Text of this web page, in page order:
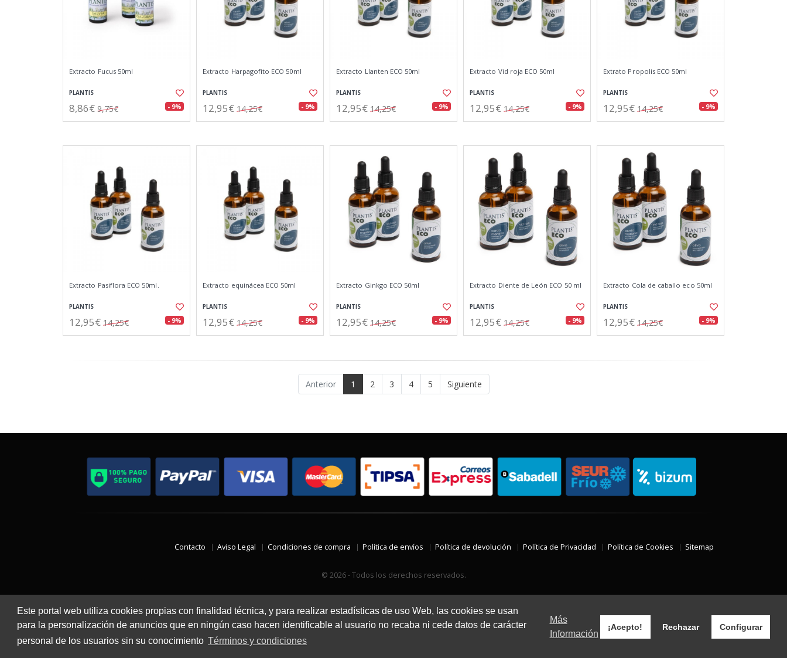
Este portal web utiliza cookies propias con finalidad técnica, y para realizar estadísticas de uso Web, las cookies se usan
para la personalización de anuncios que en ningún caso hacen identificable al usuario no recaba ni cede datos de carácter
personal de los usuarios sin su conocimiento Términos y condiciones
Más
Información
¡Acepto! Rechazar Configurar
Extracto Fucus 50ml
PLANTIS
8,86€ 9,75€ - 9%
Extracto Harpagofito ECO 50ml
PLANTIS
12,95€ 14,25€ - 9%
Extracto Llanten ECO 50ml
PLANTIS
12,95€ 14,25€ - 9%
Extracto Vid roja ECO 50ml
PLANTIS
12,95€ 14,25€ - 9%
Extrato Propolis ECO 50ml
PLANTIS
12,95€ 14,25€ - 9%
Extracto Pasiflora ECO 50ml.
PLANTIS
12,95€ 14,25€ - 9%
Extracto equinácea ECO 50ml
PLANTIS
12,95€ 14,25€ - 9%
Extracto Ginkgo ECO 50ml
PLANTIS
12,95€ 14,25€ - 9%
Extracto Diente de León ECO 50 ml
PLANTIS
12,95€ 14,25€ - 9%
Extracto Cola de caballo eco 50ml
PLANTIS
12,95€ 14,25€ - 9%
Anterior 1 2 3 4 5 Siguiente
Contacto Aviso Legal Condiciones de compra Política de envíos Política de devolución Política de Privacidad Política de Cookies Sitemap
© 2026 - Todos los derechos reservados.